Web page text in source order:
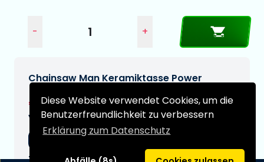
Diese Website verwendet Cookies, um die
Benutzerfreundlichkeit zu verbessern
Erklärung zum Datenschutz
Chainsaw Man Keramiktasse Power
€23,99
Voraussichtliches Lieferdatum:
05-09-2026
- +